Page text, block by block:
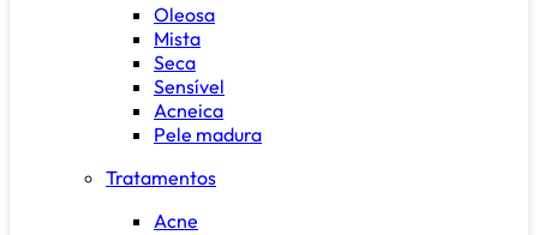
Oleosa
Mista
Seca
Sensível
Acneica
Pele madura
Tratamentos
Acne